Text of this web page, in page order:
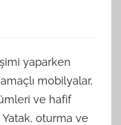
yaparken
mobilyalar,
ve hafif
oturma ve